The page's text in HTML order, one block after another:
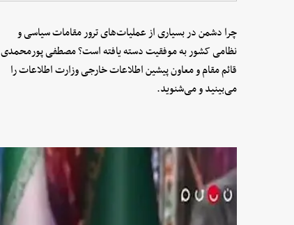
چرا دشمن در بسیاری از عملیات‌های ترور مقامات سیاسی و
نظامی کشور به موفقیت دسته یافته است؟ مصطفی پورمحمدی
قائم مقام و معاون پیشین اطلاعات خارجی وزارت اطلاعات را
می‌بینید و می‌شنوید.